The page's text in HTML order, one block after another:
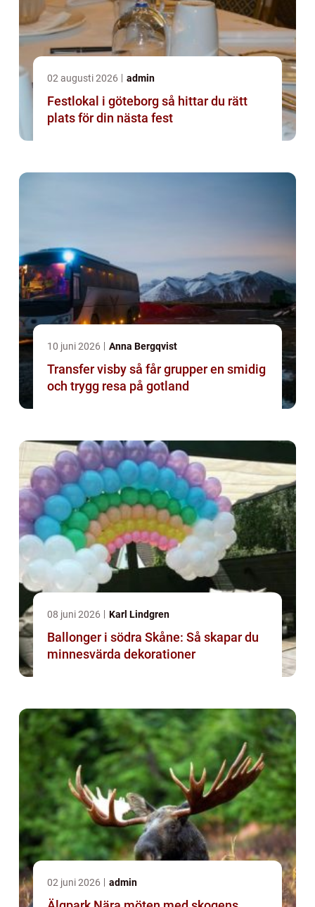
02 augusti 2026 admin
Festlokal i göteborg så hittar du rätt
plats för din nästa fest
10 juni 2026 Anna Bergqvist
Transfer visby så får grupper en smidig
och trygg resa på gotland
08 juni 2026 Karl Lindgren
Ballonger i södra Skåne: Så skapar du
minnesvärda dekorationer
02 juni 2026 admin